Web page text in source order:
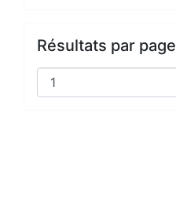
Résultats par page